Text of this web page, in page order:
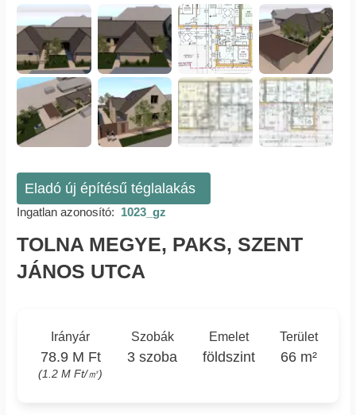
Eladó új építésű téglalakás
Ingatlan azonosító: 1023_gz
TOLNA MEGYE, PAKS, SZENT
JÁNOS UTCA
Irányár
78.9 M Ft
(1.2 M Ft/㎡)
Szobák
3 szoba
Emelet
földszint
Terület
66 m²